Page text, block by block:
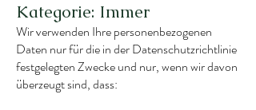
Kategorie: Immer
Wir verwenden Ihre personenbezogenen
Daten nur für die in der Datenschutzrichtlinie
festgelegten Zwecke und nur, wenn wir davon
überzeugt sind, dass: